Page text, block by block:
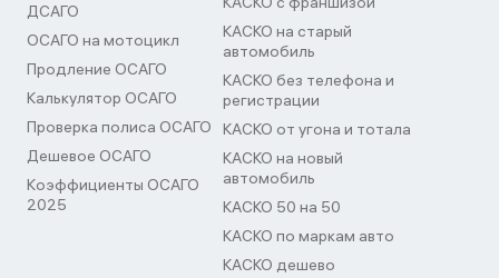
ДСАГО
ОСАГО на мотоцикл
Продление ОСАГО
Калькулятор ОСАГО
Проверка полиса ОСАГО
Дешевое ОСАГО
Коэффициенты ОСАГО
2025
КАСКО на старый
автомобиль
КАСКО без телефона и
регистрации
КАСКО от угона и тотала
КАСКО на новый
автомобиль
КАСКО 50 на 50
КАСКО по маркам авто
КАСКО дешево